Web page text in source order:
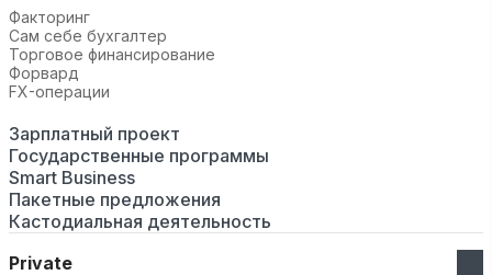
Факторинг
Сам себе бухгалтер
Торговое финансирование
Форвард
FX-операции
Зарплатный проект
Государственные программы
Smart Business
Пакетные предложения
Кастодиальная деятельность
Private